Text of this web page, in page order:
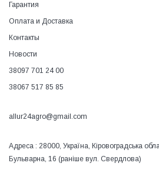
Гарантия
Оплата и Доставка
Контакты
Новости
38097 701 24 00
38067 517 85 85
allur24agro@gmail.com
Адреса : 28000, Україна, Кіровоградська
Бульварна, 16 (раніше вул. Свердлова)